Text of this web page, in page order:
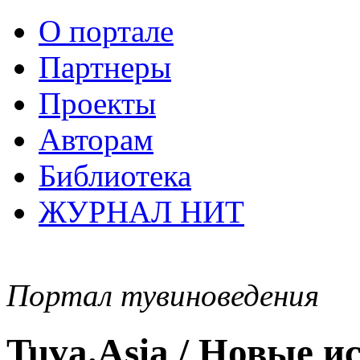
О портале
Партнеры
Проекты
Авторам
Библиотека
ЖУРНАЛ НИТ
Портал тувиноведения